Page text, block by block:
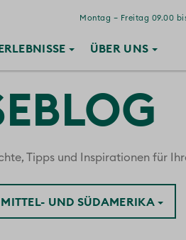
Montag – Freitag 09.00
ÜBER UNS
Tipps und Inspirationen für
MITTEL- UND SÜDAMERIKA